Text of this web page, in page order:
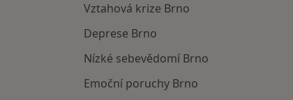
Vztahová krize Brno
Deprese Brno
Nízké sebevědomí Brno
Emoční poruchy Brno